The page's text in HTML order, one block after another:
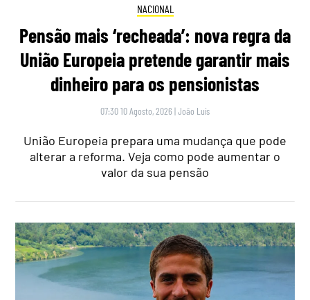
NACIONAL
Pensão mais ‘recheada’: nova regra da
União Europeia pretende garantir mais
dinheiro para os pensionistas
07:30 10 Agosto, 2026 |João Luís
União Europeia prepara uma mudança que pode
alterar a reforma. Veja como pode aumentar o
valor da sua pensão